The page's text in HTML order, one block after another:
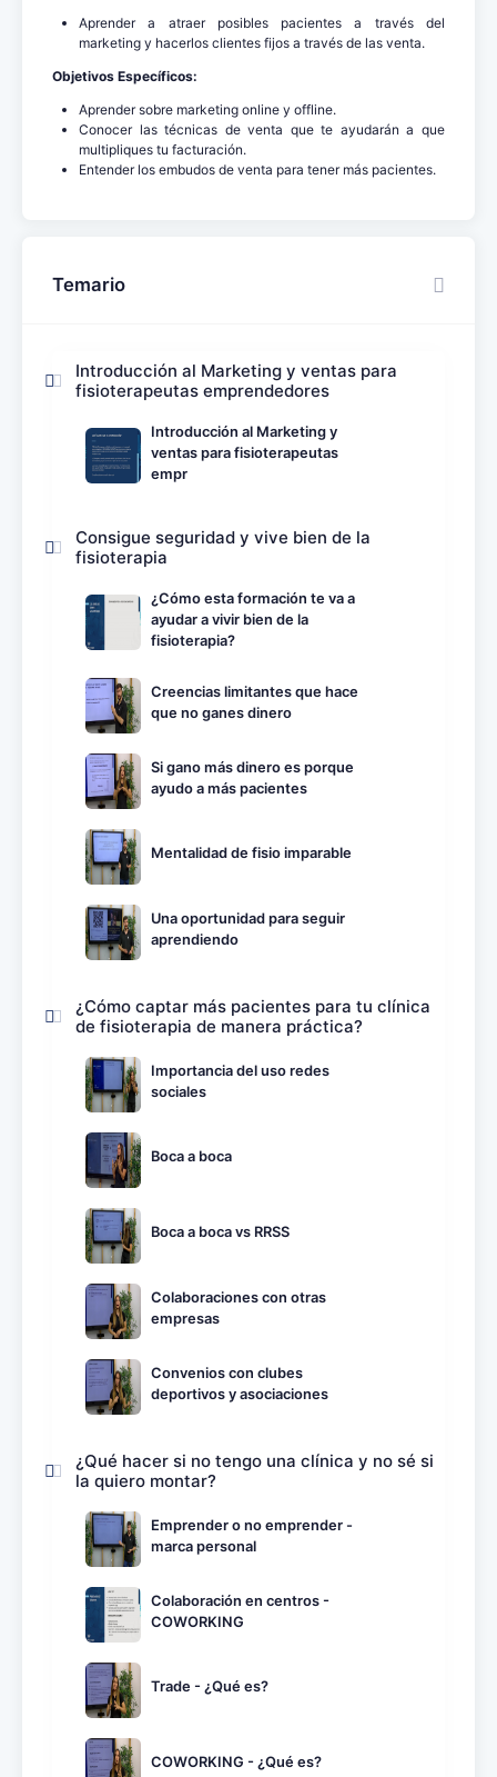
Aprender a atraer posibles pacientes a través del
marketing y hacerlos clientes fijos a través de las venta.
Objetivos Específicos:
Aprender sobre marketing online y offline.
Conocer las técnicas de venta que te ayudarán a que
multipliques tu facturación.
Entender los embudos de venta para tener más pacientes.
Temario
Introducción al Marketing y ventas para
fisioterapeutas emprendedores
Introducción al Marketing y
ventas para fisioterapeutas
empr
Consigue seguridad y vive bien de la
fisioterapia
¿Cómo esta formación te va a
ayudar a vivir bien de la
fisioterapia?
Creencias limitantes que hace
que no ganes dinero
Si gano más dinero es porque
ayudo a más pacientes
Mentalidad de fisio imparable
Una oportunidad para seguir
aprendiendo
¿Cómo captar más pacientes para tu clínica
de fisioterapia de manera práctica?
Importancia del uso redes
sociales
Boca a boca
Boca a boca vs RRSS
Colaboraciones con otras
empresas
Convenios con clubes
deportivos y asociaciones
¿Qué hacer si no tengo una clínica y no sé si
la quiero montar?
Emprender o no emprender -
marca personal
Colaboración en centros -
COWORKING
Trade - ¿Qué es?
COWORKING - ¿Qué es?